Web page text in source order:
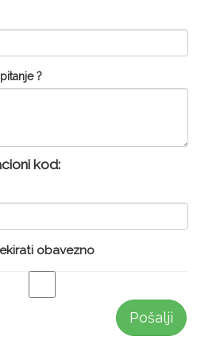
?
kod:
obavezno
Pošalji